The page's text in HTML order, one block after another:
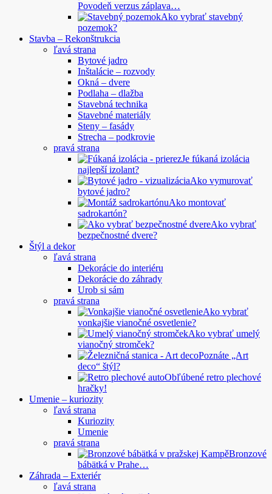
Povodeň verzus záplava…
Ako vybrať stavebný
pozemok?
Stavba – Rekonštrukcia
ľavá strana
Bytové jadro
Inštalácie – rozvody
Okná – dvere
Podlaha – dlažba
Stavebná technika
Stavebné materiály
Steny – fasády
Strecha – podkrovie
pravá strana
Je fúkaná izolácia
najlepší izolant?
Ako vymurovať
bytové jadro?
Ako montovať
sadrokartón?
Ako vybrať
bezpečnostné dvere?
Štýl a dekor
ľavá strana
Dekorácie do interiéru
Dekorácie do záhrady
Urob si sám
pravá strana
Ako vybrať
vonkajšie vianočné osvetlenie?
Ako vybrať umelý
vianočný stromček?
Poznáte „Art
deco“ štýl?
Obľúbené retro plechové
hračky!
Umenie – kuriozity
ľavá strana
Kuriozity
Umenie
pravá strana
Bronzové
bábätká v Prahe…
Záhrada – Exteriér
ľavá strana